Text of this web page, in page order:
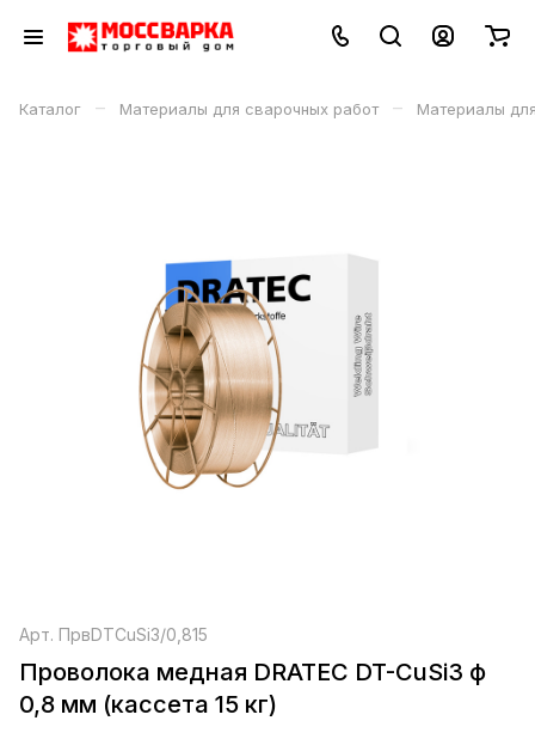
Каталог – Материалы для сварочных работ – Материалы
Арт. ПрвDTCuSi3/0,815
Проволока медная DRATEC DT-CuSi3 ф
0,8 мм (кассета 15 кг)